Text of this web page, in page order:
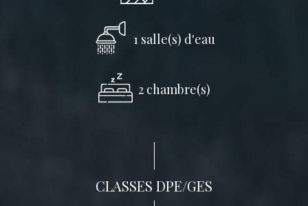
1 salle(s) d'eau
2 chambre(s)
CLASSES DPE/GES